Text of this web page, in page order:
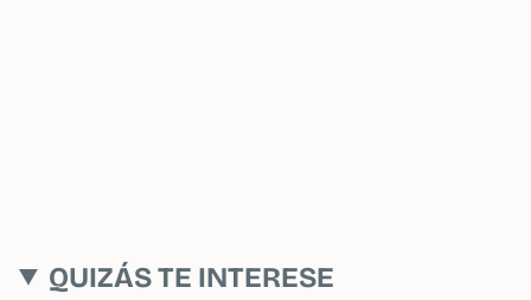
QUIZÁS TE INTERESE